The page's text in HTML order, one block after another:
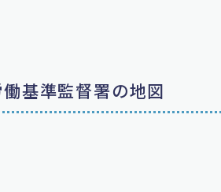
基準監督署の地図